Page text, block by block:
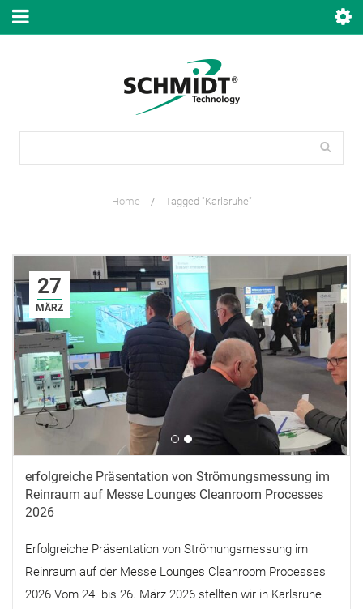
Home / Tagged "Karlsruhe"
27
MÄRZ
erfolgreiche Präsentation von Strömungsmessung im
Reinraum auf Messe Lounges Cleanroom Processes
2026
Erfolgreiche Präsentation von Strömungsmessung im
Reinraum auf der Messe Lounges Cleanroom Processes
2026 Vom 24. bis 26. März 2026 stellten wir in Karlsruhe